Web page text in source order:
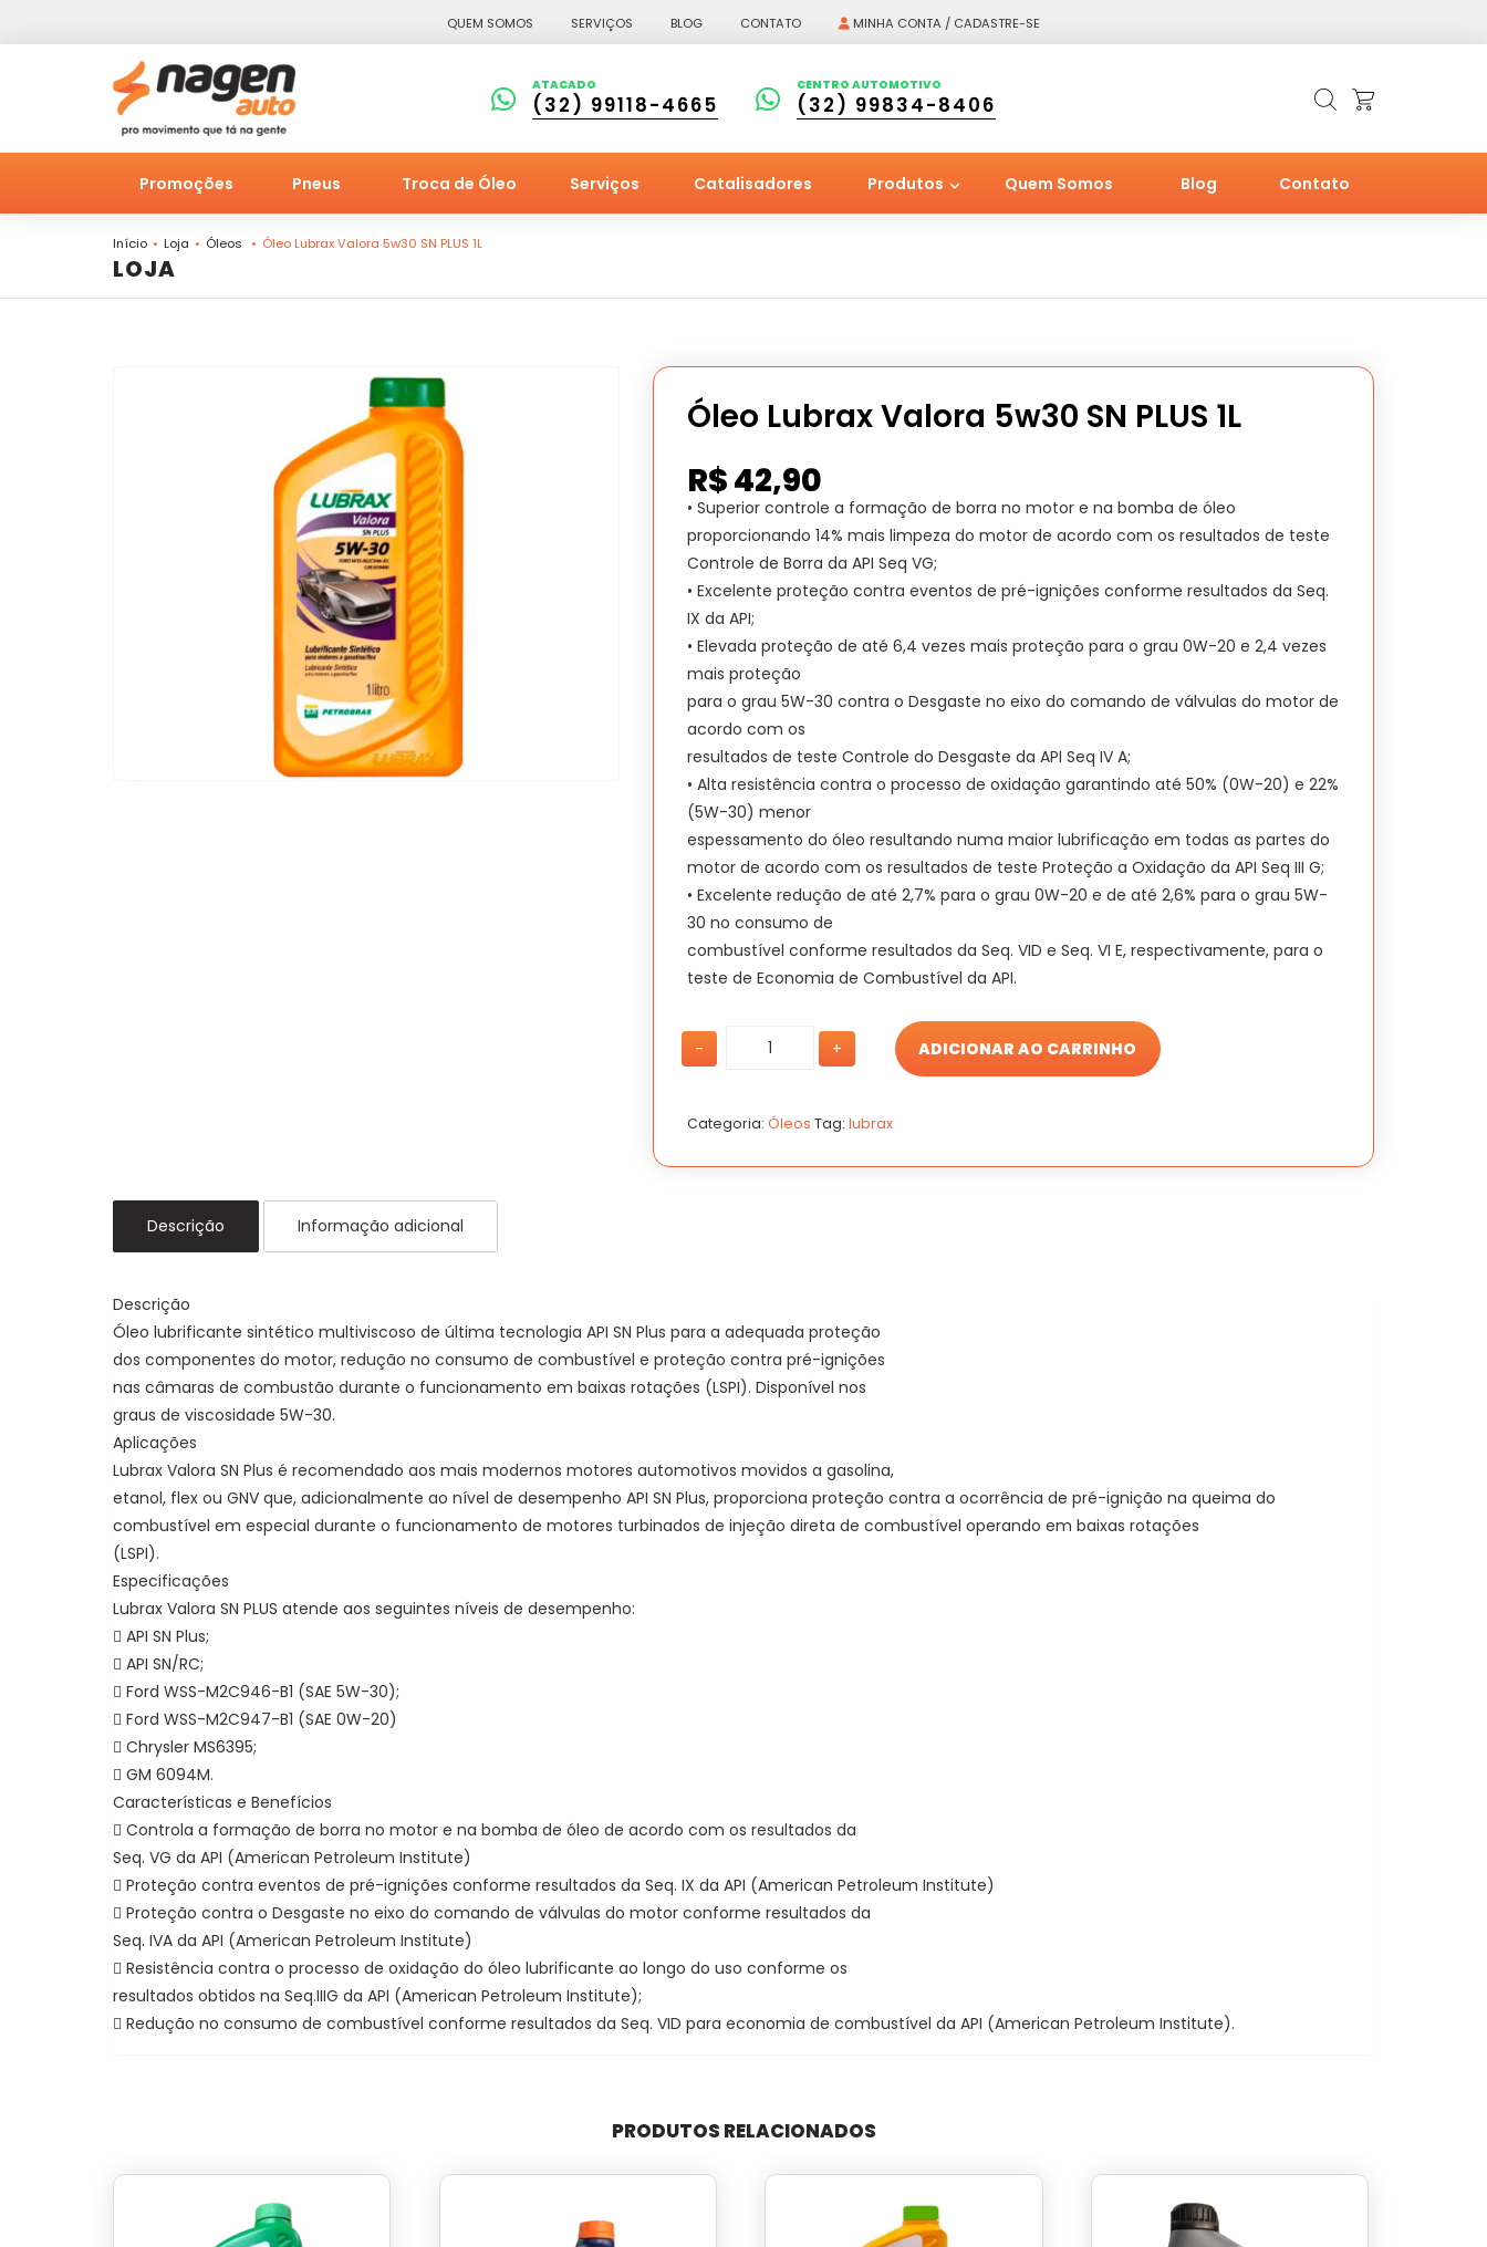
QUEM SOMOS SERVIÇOS BLOG CONTATO MINHA CONTA / CADASTRE-SE
ATACADO
(32) 99118-4665
CENTRO AUTOMOTIVO
(32) 99834-8406
Promoções Pneus Troca de Óleo Serviços Catalisadores Produtos Quem Somos Blog Contato
Início Loja Óleos Óleo Lubrax Valora 5w30 SN PLUS 1L
LOJA
Óleo Lubrax Valora 5w30 SN PLUS 1L
R$42,90
• Superior controle a formação de borra no motor e na bomba de óleo
proporcionando 14% mais limpeza do motor de acordo com os resultados de teste
Controle de Borra da API Seq VG;
• Excelente proteção contra eventos de pré-ignições conforme resultados da Seq.
IX da API;
• Elevada proteção de até 6,4 vezes mais proteção para o grau 0W-20 e 2,4 vezes
mais proteção
para o grau 5W-30 contra o Desgaste no eixo do comando de válvulas do motor de
acordo com os
resultados de teste Controle do Desgaste da API Seq IV A;
• Alta resistência contra o processo de oxidação garantindo até 50% (0W-20) e 22%
(5W-30) menor
espessamento do óleo resultando numa maior lubrificação em todas as partes do
motor de acordo com os resultados de teste Proteção a Oxidação da API Seq III G;
• Excelente redução de até 2,7% para o grau 0W-20 e de até 2,6% para o grau 5W-
30 no consumo de
combustível conforme resultados da Seq. VID e Seq. VI E, respectivamente, para o
teste de Economia de Combustível da API.
Óleo
Lubrax
SN
1L
Óleo
Lubrax
SN
1L
+
- ADICIONAR AO CARRINHO
Categoria: Óleos Tag: lubrax
Descrição Informação adicional
Descrição
Óleo lubrificante sintético multiviscoso de última tecnologia API SN Plus para a adequada proteção
dos componentes do motor, redução no consumo de combustível e proteção contra pré-ignições
nas câmaras de combustão durante o funcionamento em baixas rotações (LSPI). Disponível nos
graus de viscosidade 5W-30.
Aplicações
Lubrax Valora SN Plus é recomendado aos mais modernos motores automotivos movidos a gasolina,
etanol, flex ou GNV que, adicionalmente ao nível de desempenho API SN Plus, proporciona proteção contra a ocorrência de pré-ignição na queima do
combustível em especial durante o funcionamento de motores turbinados de injeção direta de combustível operando em baixas rotações
(LSPI).
Especificações
Lubrax Valora SN PLUS atende aos seguintes níveis de desempenho:
 API SN Plus;
 API SN/RC;
 Ford WSS-M2C946-B1 (SAE 5W-30);
 Ford WSS-M2C947-B1 (SAE 0W-20)
 Chrysler MS6395;
 GM 6094M.
Características e Benefícios
 Controla a formação de borra no motor e na bomba de óleo de acordo com os resultados da
Seq. VG da API (American Petroleum Institute)
 Proteção contra eventos de pré-ignições conforme resultados da Seq. IX da API (American Petroleum Institute)
 Proteção contra o Desgaste no eixo do comando de válvulas do motor conforme resultados da
Seq. IVA da API (American Petroleum Institute)
 Resistência contra o processo de oxidação do óleo lubrificante ao longo do uso conforme os
resultados obtidos na Seq.IIIG da API (American Petroleum Institute);
 Redução no consumo de combustível conforme resultados da Seq. VID para economia de combustível da API (American Petroleum Institute).
PRODUTOS RELACIONADOS